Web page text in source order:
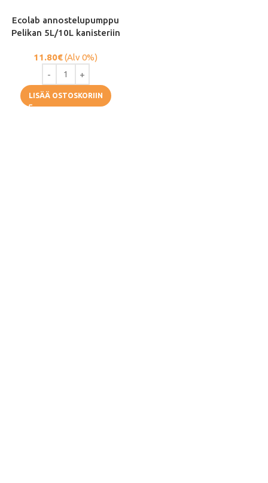
Ecolab annostelupumppu
Pelikan 5L/10L kanisteriin
11.80€(Alv 0%)
LISÄÄ OSTOSKORIIN